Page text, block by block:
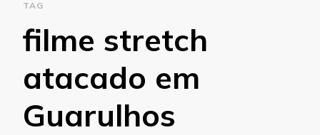
TAG
filme stretch
atacado em
Guarulhos